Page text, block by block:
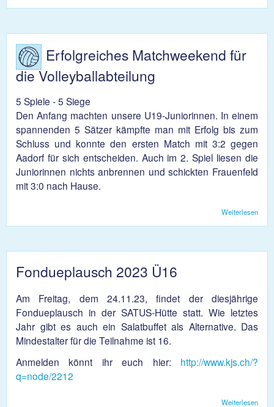
SG
Erfolgreiches Matchweekend für
die Volleyballabteilung
5 Spiele - 5 Siege
Den Anfang machten unsere U19-Juniorinnen. In einem
spannenden 5 Sätzer kämpfte man mit Erfolg bis zum
Schluss und konnte den ersten Match mit 3:2 gegen
Aadorf für sich entscheiden. Auch im 2. Spiel liesen die
Juniorinnen nichts anbrennen und schickten Frauenfeld
mit 3:0 nach Hause.
Weiterlesen
Fondueplausch 2023 Ü16
Am Freitag, dem 24.11.23, findet der diesjährige
Fondueplausch in der SATUS-Hütte statt. Wie letztes
Jahr gibt es auch ein Salatbuffet als Alternative. Das
Mindestalter für die Teilnahme ist 16.
Anmelden könnt ihr euch hier: http://www.kjs.ch/?
q=node/2212
Weiterlesen